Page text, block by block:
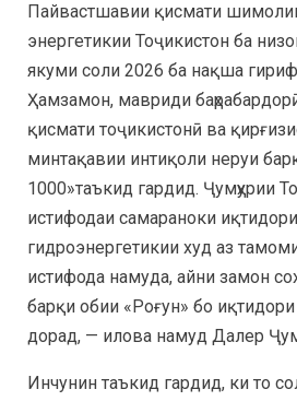
Пайвастшавии қисмати
энергетикии Тоҷикистон ба
якуми соли 2026 ба нақша
Ҳамзамон, мавриди
қисмати тоҷикистонӣ ва
минтақавии интиқоли неруи
1000»таъкид гардид. Ҷумҳурии
истифодаи самараноки
гидроэнергетикии худ аз
истифода намуда, айни замон
барқи обии «Роғун» бо
дорад, — илова намуд Далер
Инчунин таъкид гардид, ки то